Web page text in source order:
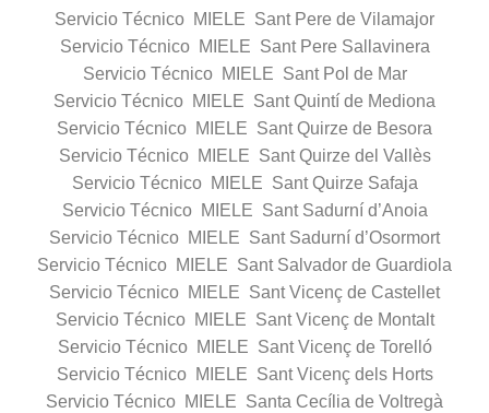
Servicio Técnico MIELE Sant Pere de Vilamajor
Servicio Técnico MIELE Sant Pere Sallavinera
Servicio Técnico MIELE Sant Pol de Mar
Servicio Técnico MIELE Sant Quintí de Mediona
Servicio Técnico MIELE Sant Quirze de Besora
Servicio Técnico MIELE Sant Quirze del Vallès
Servicio Técnico MIELE Sant Quirze Safaja
Servicio Técnico MIELE Sant Sadurní d’Anoia
Servicio Técnico MIELE Sant Sadurní d’Osormort
Servicio Técnico MIELE Sant Salvador de Guardiola
Servicio Técnico MIELE Sant Vicenç de Castellet
Servicio Técnico MIELE Sant Vicenç de Montalt
Servicio Técnico MIELE Sant Vicenç de Torelló
Servicio Técnico MIELE Sant Vicenç dels Horts
Servicio Técnico MIELE Santa Cecília de Voltregà